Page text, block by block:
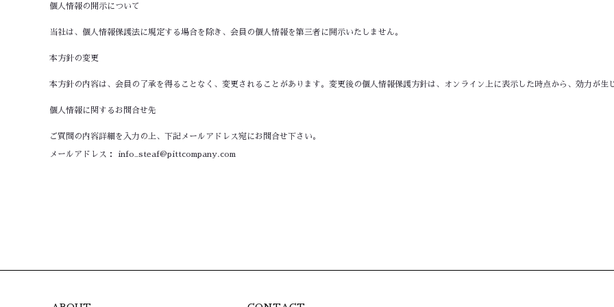
個人情報の開示について
当社は、個人情報保護法に規定する場合を除き、会員の個人情報を第三者に開示いたしません。
本方針の変更
本方針の内容は、会員の了承を得ることなく、変更されることがあります。変更後の個人情報保護方針は、オンライン上に表示した時点から、効力が生
個人情報に関するお問合せ先
ご質問の内容詳細を入力の上、下記メールアドレス宛にお問合せ下さい。
メールアドレス： info_steaf@pittcompany.com